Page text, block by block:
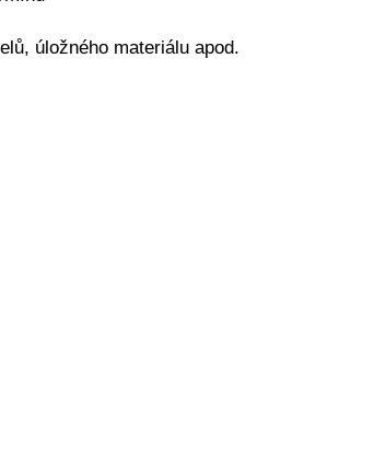
úložného materiálu apod.